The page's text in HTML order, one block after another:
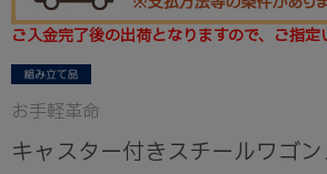
ご入金完了後の出荷となりますので、ご指
お手軽革命
キャスター付きスチールワゴ